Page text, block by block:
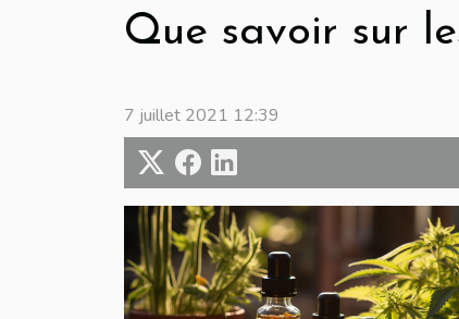
Que savoir sur
7 juillet 2021 12:39